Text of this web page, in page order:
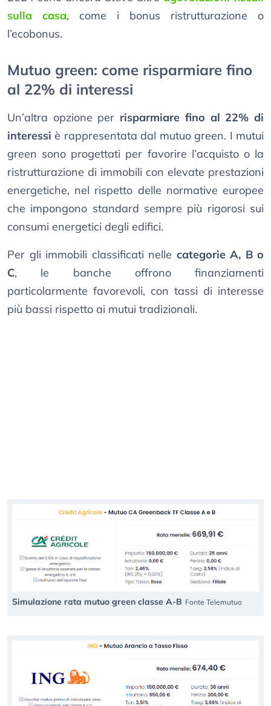
sulla casa, come i bonus ristrutturazione o
l’ecobonus.
Mutuo green: come risparmiare fino
al 22% di interessi
Un’altra opzione per risparmiare fino al 22% di
interessi è rappresentata dal mutuo green. I mutui
green sono progettati per favorire l’acquisto o la
ristrutturazione di immobili con elevate prestazioni
energetiche, nel rispetto delle normative europee
che impongono standard sempre più rigorosi sui
consumi energetici degli edifici.
Per gli immobili classificati nelle categorie A, B o
C, le banche offrono finanziamenti
particolarmente favorevoli, con tassi di interesse
più bassi rispetto ai mutui tradizionali.
Simulazione rata mutuo green classe A-B Fonte Telemutuo